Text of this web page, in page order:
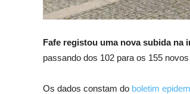
Fafe registou uma nova subida na
passando dos 102 para os 155
Os dados constam do boletim